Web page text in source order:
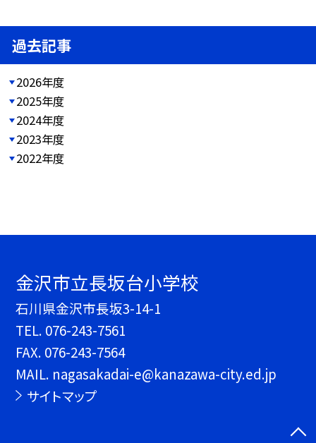
過去記事
2026年度
2025年度
2024年度
2023年度
2022年度
金沢市立長坂台小学校
石川県金沢市長坂3-14-1
TEL. 076-243-7561
FAX. 076-243-7564
MAIL. nagasakadai-e@kanazawa-city.ed.jp
サイトマップ